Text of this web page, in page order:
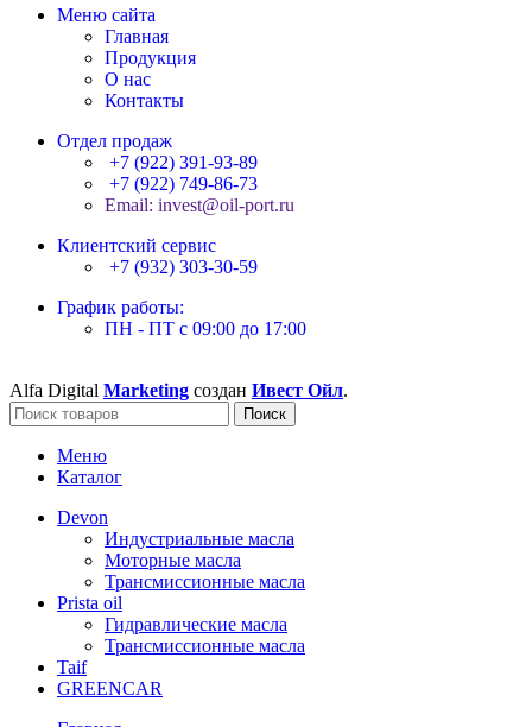
Меню сайта
Главная
Продукция
О нас
Контакты
Отдел продаж
+7 (922) 391-93-89
+7 (922) 749-86-73
Email: invest@oil-port.ru
Клиентский сервис
+7 (932) 303-30-59
График работы:
ПН - ПТ с 09:00 до 17:00
Alfa Digital Marketing создан Ивест Ойл.
Поиск
Меню
Каталог
Devon
Индустриальные масла
Моторные масла
Трансмиссионные масла
Prista oil
Гидравлические масла
Трансмиссионные масла
Taif
GREENCAR